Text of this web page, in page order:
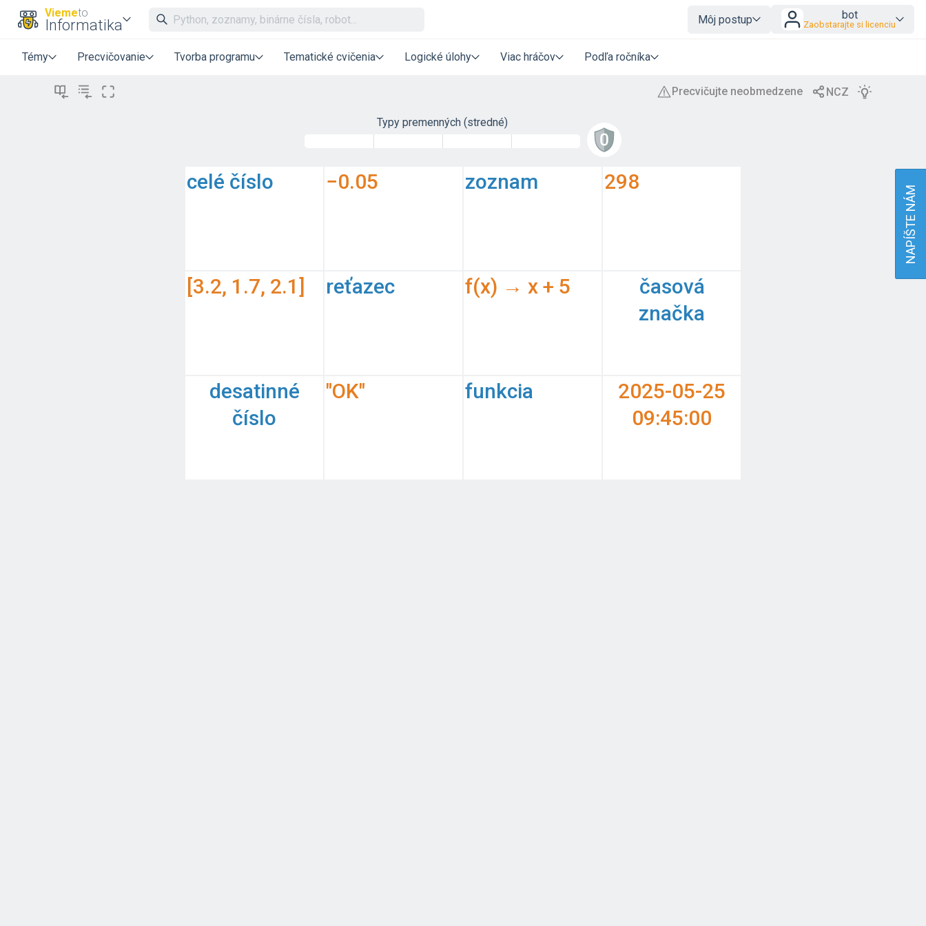
Viemeto
Informatika Môj postup bot
Zaobstarajte si licenciu
Témy Precvičovanie Tvorba programu Tematické cvičenia Logické úlohy Viac hráčov Podľa ročníka
Typy premenných (stredné)
celé číslo
[3.2, 1.7, 2.1]
desatinné
číslo
−0.05
reťazec
"OK"
zoznam
f(x) → x + 5
funkcia
298
časová
značka
2025-05-25
09:45:00
NAPÍŠTE NÁM